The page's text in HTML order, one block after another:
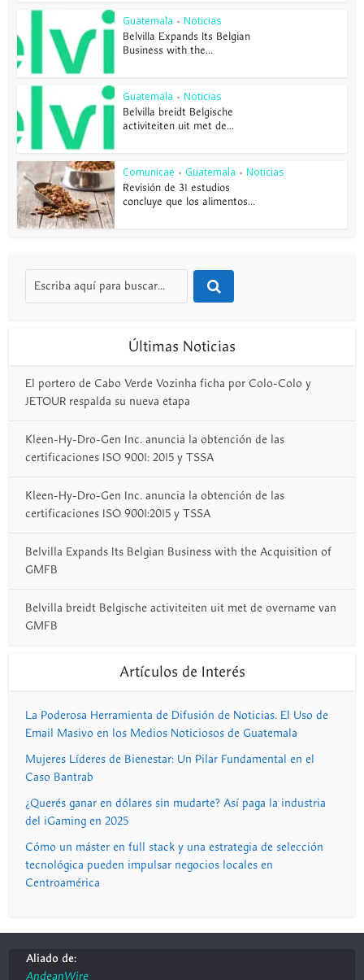
Guatemala • Noticias
Belvilla Expands Its Belgian
Business with the...
Guatemala • Noticias
Belvilla breidt Belgische
activiteiten uit met de...
Comunicae • Guatemala • Noticias
Revisión de 31 estudios
concluye que los alimentos...
Últimas Noticias
El portero de Cabo Verde Vozinha ficha por Colo-Colo y
JETOUR respalda su nueva etapa
Kleen-Hy-Dro-Gen Inc. anuncia la obtención de las
certificaciones ISO 9001: 2015 y TSSA
Kleen-Hy-Dro-Gen Inc. anuncia la obtención de las
certificaciones ISO 9001:2015 y TSSA
Belvilla Expands Its Belgian Business with the Acquisition of
GMFB
Belvilla breidt Belgische activiteiten uit met de overname van
GMFB
Artículos de Interés
La Poderosa Herramienta de Difusión de Noticias. El Uso de
Email Masivo en los Medios Noticiosos de Guatemala
Mujeres Líderes de Bienestar: Un Pilar Fundamental en el
Caso Bantrab
¿Querés ganar en dólares sin mudarte? Así paga la industria
del iGaming en 2025
Cómo un máster en full stack y una estrategia de selección
tecnológica pueden impulsar negocios locales en
Centroamérica
Aliado de:
AndeanWire